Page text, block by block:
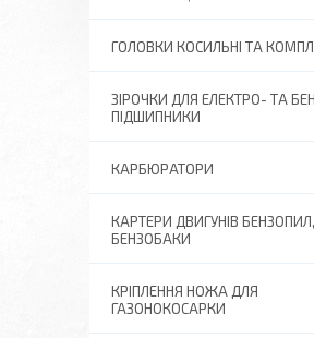
ГОЛОВКИ КОСИЛЬНІ ТА
ЗІРОЧКИ ДЛЯ ЕЛЕКТРО- ТА
ПІДШИПНИКИ
КАРБЮРАТОРИ
КАРТЕРИ ДВИГУНІВ
БЕНЗОБАКИ
КРІПЛЕННЯ НОЖА ДЛЯ
ГАЗОНОКОСАРКИ